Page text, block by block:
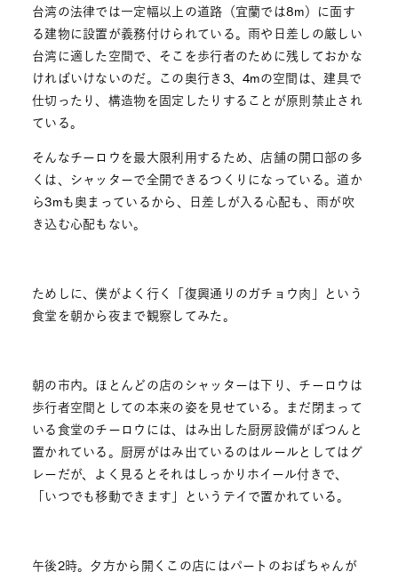
台湾の法律では一定幅以上の道路（宜蘭では8m）に面す
る建物に設置が義務付けられている。雨や日差しの厳しい
台湾に適した空間で、そこを歩行者のために残しておかな
ければいけないのだ。この奥行き3、4mの空間は、建具で
仕切ったり、構造物を固定したりすることが原則禁止され
ている。
そんなチーロウを最大限利用するため、店舗の開口部の多
くは、シャッターで全開できるつくりになっている。道か
ら3mも奥まっているから、日差しが入る心配も、雨が吹
き込む心配もない。
ためしに、僕がよく行く「復興通りのガチョウ肉」という
食堂を朝から夜まで観察してみた。
朝の市内。ほとんどの店のシャッターは下り、チーロウは
歩行者空間としての本来の姿を見せている。まだ閉まって
いる食堂のチーロウには、はみ出した厨房設備がぽつんと
置かれている。厨房がはみ出ているのはルールとしてはグ
レーだが、よく見るとそれはしっかりホイール付きで、
「いつでも移動できます」というテイで置かれている。
午後2時。夕方から開くこの店にはパートのおばちゃんが